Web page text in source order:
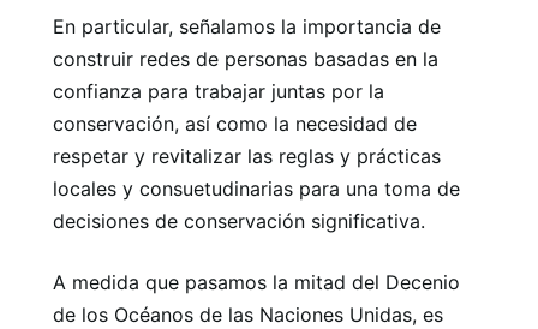
En particular, señalamos la importancia de
construir redes de personas basadas en la
confianza para trabajar juntas por la
conservación, así como la necesidad de
respetar y revitalizar las reglas y prácticas
locales y consuetudinarias para una toma de
decisiones de conservación significativa.
A medida que pasamos la mitad del Decenio
de los Océanos de las Naciones Unidas, es